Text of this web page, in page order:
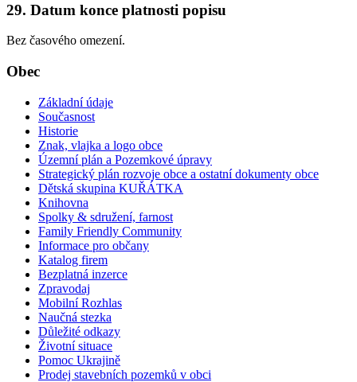
29. Datum konce platnosti popisu
Bez časového omezení.
Obec
Základní údaje
Současnost
Historie
Znak, vlajka a logo obce
Územní plán a Pozemkové úpravy
Strategický plán rozvoje obce a ostatní dokumenty obce
Dětská skupina KUŘÁTKA
Knihovna
Spolky & sdružení, farnost
Family Friendly Community
Informace pro občany
Katalog firem
Bezplatná inzerce
Zpravodaj
Mobilní Rozhlas
Naučná stezka
Důležité odkazy
Životní situace
Pomoc Ukrajině
Prodej stavebních pozemků v obci